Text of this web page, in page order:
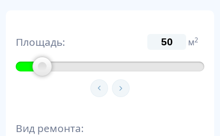
Площадь: м2
Вид ремонта: